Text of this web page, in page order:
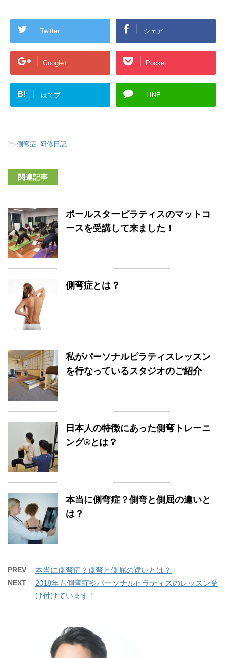
Twitter シェア
Google+ Pocket
B! はてブ LINE
-側弯症, 研修日記
関連記事
ポールスターピラティスのマットコ
ースを受講して来ました！
側弯症とは？
私がパーソナルピラティスレッスン
を行なっているスタジオのご紹介
日本人の特徴にあった側弯トレーニ
ング®️とは？
本当に側弯症？側弯と側屈の違いと
は？
PREV 本当に側弯症？側弯と側屈の違いとは？
NEXT
2018年も側弯症やパーソナルピラティスのレッスン受
け付けています！